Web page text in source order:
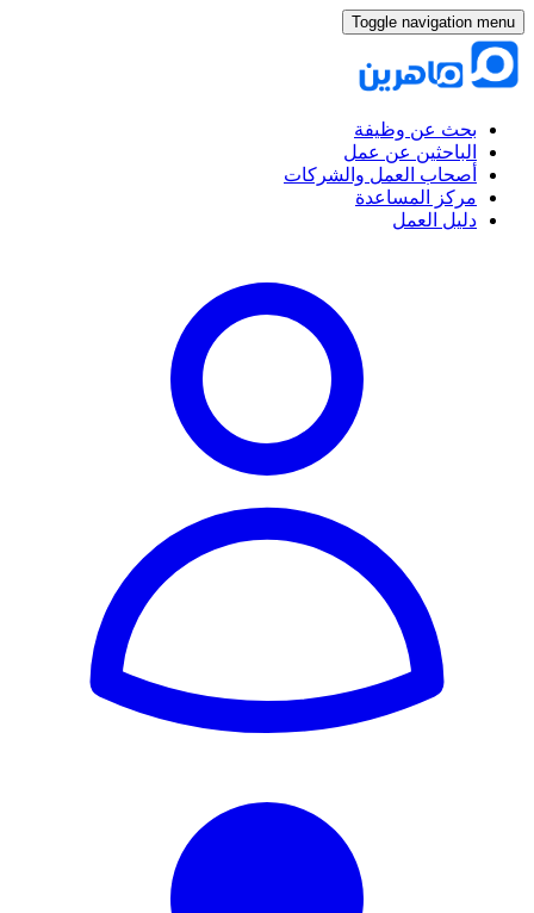
Toggle navigation menu
بحث عن وظيفة
الباحثين عن عمل
أصحاب العمل والشركات
مركز المساعدة
دليل العمل